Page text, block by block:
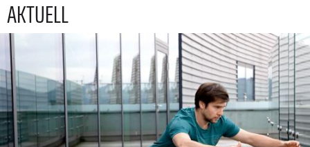
AKTUELL